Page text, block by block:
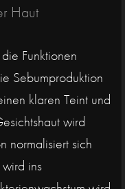
Haut
Funktionen
Sebumproduktion
klaren Teint und
wird
normalisiert sich
ins